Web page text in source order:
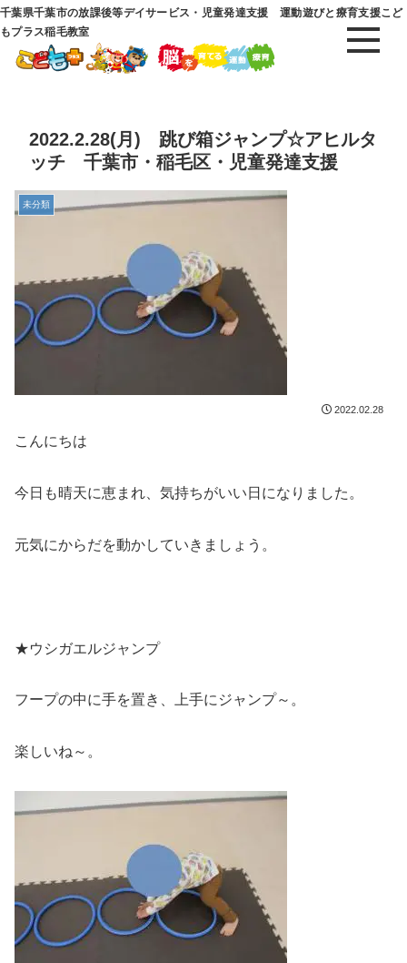
千葉県千葉市の放課後等デイサービス・児童発達支援 運動遊びと療育支援こど
もプラス稲毛教室
2022.2.28(月) 跳び箱ジャンプ☆アヒルタ
ッチ 千葉市・稲毛区・児童発達支援
未分類
2022.02.28
こんにちは
今日も晴天に恵まれ、気持ちがいい日になりました。
元気にからだを動かしていきましょう。
★ウシガエルジャンプ
フープの中に手を置き、上手にジャンプ～。
楽しいね～。